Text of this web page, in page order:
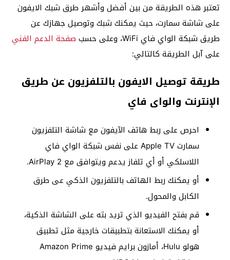
تعتبر هذه الطريقة من بين أفضل وأشهر طرق شبك الايفون
على شاشة سمارت، حيث يمكنك شبك وتوصيل جهازك عن
طريق شبكة الواي فاي WiFi، وعلى حسب
صفحة الدعم الفني
على آبل الطريقة كالتالي:
طريقة توصيل الايفون بالتلفزيون عن طريق
الإنترنت والواى فاي
احرص على ربط هاتف الآيفون مع شاشة التلفزيون
سمارت Apple TV على نفس شبكة الواي فاي
اللاسلكي أو أي تلفاز يدعم ويتوافق مع AirPlay 2.
أو يمكنك ربط الهاتف بالتلفزيون الذكي عى طرق
الكابل والمحول.
قم بفتح الفيديو الذي تريد بثه على الشاشة الذكية،
أو يمكنك الاستعانة بتطبيقات خارجية مثل تطبيق
هولو Hulu، أمازون برايم فيديو Amazon Prime